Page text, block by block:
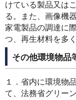
けている製品又は
る。また、画像機
家電製品の調達に
つ、再生材料を多
その他環境物品
１．省内に環境物
て、法務省グリー